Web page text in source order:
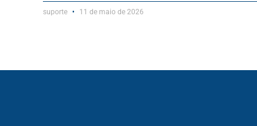
suporte 11 de maio de 2026